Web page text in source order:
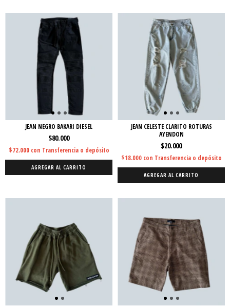
JEAN NEGRO BAKARI DIESEL
$80.000
$72.000 con Transferencia o depósito
AGREGAR AL CARRITO
JEAN CELESTE CLARITO ROTURAS
AYENDON
$20.000
$18.000 con Transferencia o depósito
AGREGAR AL CARRITO